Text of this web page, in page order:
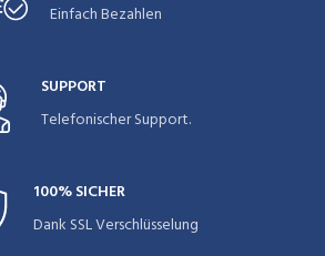
Einfach Bezahlen
SUPPORT
Telefonischer Support.
100% SICHER
Dank SSL Verschlüsselung